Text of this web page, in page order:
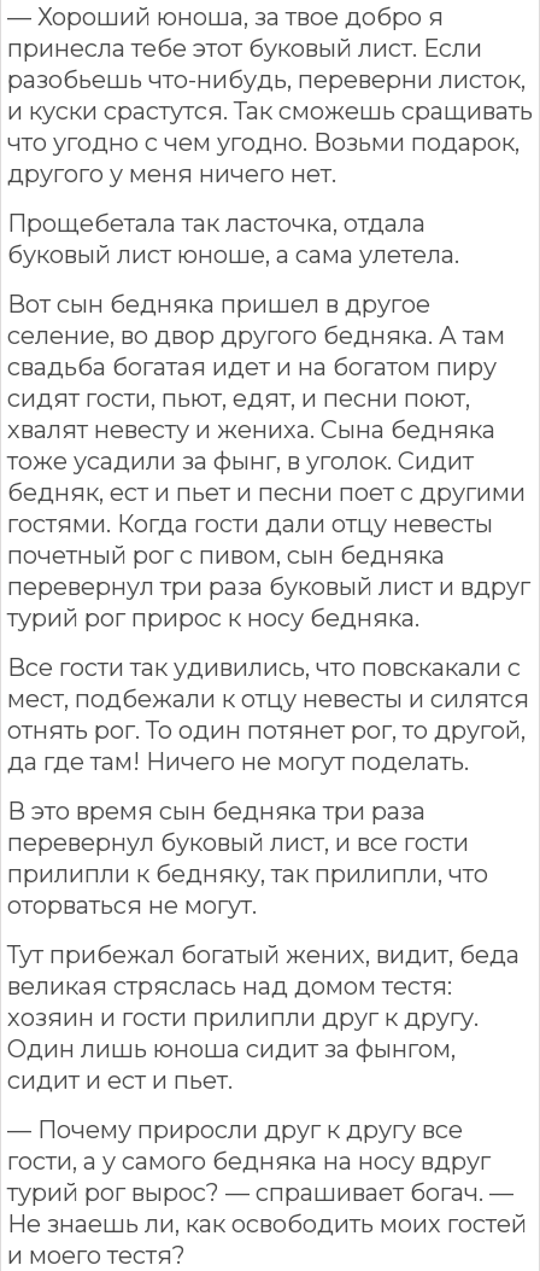
— Хороший юноша, за твое добро я
принесла тебе этот буковый лист. Если
разобьешь что-нибудь, переверни листок,
и куски срастутся. Так сможешь сращивать
что угодно с чем угодно. Возьми подарок,
другого у меня ничего нет.
Прощебетала так ласточка, отдала
буковый лист юноше, а сама улетела.
Вот сын бедняка пришел в другое
селение, во двор другого бедняка. А там
свадьба богатая идет и на богатом пиру
сидят гости, пьют, едят, и песни поют,
хвалят невесту и жениха. Сына бедняка
тоже усадили за фынг, в уголок. Сидит
бедняк, ест и пьет и песни поет с другими
гостями. Когда гости дали отцу невесты
почетный рог с пивом, сын бедняка
перевернул три раза буковый лист и вдруг
турий рог прирос к носу бедняка.
Все гости так удивились, что повскакали с
мест, подбежали к отцу невесты и силятся
отнять рог. То один потянет рог, то другой,
да где там! Ничего не могут поделать.
В это время сын бедняка три раза
перевернул буковый лист, и все гости
прилипли к бедняку, так прилипли, что
оторваться не могут.
Тут прибежал богатый жених, видит, беда
великая стряслась над домом тестя:
хозяин и гости прилипли друг к другу.
Один лишь юноша сидит за фынгом,
сидит и ест и пьет.
— Почему приросли друг к другу все
гости, а у самого бедняка на носу вдруг
турий рог вырос? — спрашивает богач. —
Не знаешь ли, как освободить моих гостей
и моего тестя?